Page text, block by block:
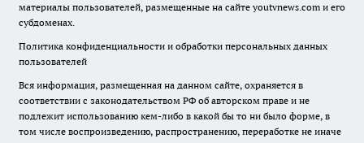
материалы пользователей, размещенные на сайте youtvnews.com и его
субдоменах.
Политика конфиденциальности и обработки персональных данных
пользователей
Вся информация, размещенная на данном сайте, охраняется в
соответствии с законодательством РФ об авторском праве и не
подлежит использованию кем-либо в какой бы то ни было форме, в
том числе воспроизведению, распространению, переработке не иначе